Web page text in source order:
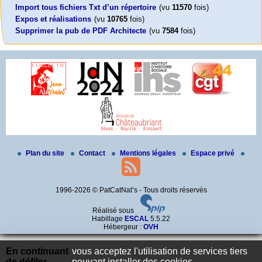
En continuant vous acceptez l'utilisation de services tiers
Import tous fichiers Txt d’un répertoire (vu 11570 fois)
Expos et réalisations (vu 10765 fois)
Supprimer la pub de PDF Architecte (vu 7584fois)
Plan du site Contact Mentions légales Espace privé
1996-2026 © PatCatNat’s - Tous droits réservés
Réalisé sous
Habillage ESCAL 5.5.22
Hébergeur : OVH